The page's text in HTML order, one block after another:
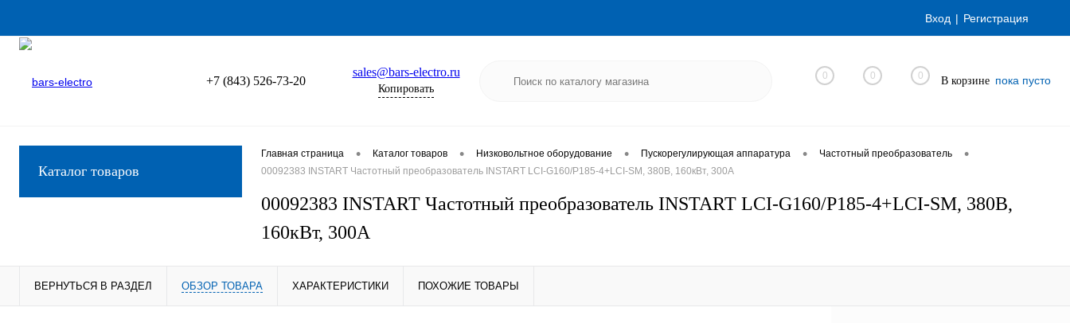
Вход Регистрация
+7 (843) 526-73-20
sales@bars-electro.ru
Копировать
0 0 0 В корзине пока пусто
Каталог товаров
Главная страница • Каталог товаров • Низковольтное оборудование • Пускорегулирующая аппаратура • Частотный преобразователь •
00092383 INSTART Частотный преобразователь INSTART LCI-G160/P185-4+LCI-SM, 380В, 160кВт, 300А
00092383 INSTART Частотный преобразователь INSTART LCI-G160/P185-4+LCI-SM, 380В,
160кВт, 300А
ВЕРНУТЬСЯ В РАЗДЕЛ ОБЗОР ТОВАРА ХАРАКТЕРИСТИКИ ПОХОЖИЕ ТОВАРЫ